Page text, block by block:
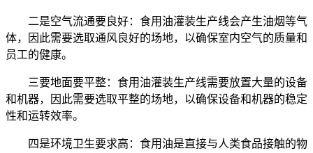
二是空气流通要良好：食用油灌装生产线会产生油烟等气
体，因此需要选取通风良好的场地，以确保室内空气的质量和
员工的健康。
三要地面要平整：食用油灌装生产线需要放置大量的设备
和机器，因此需要选取平整的场地，以确保设备和机器的稳定
性和运转效率。
四是环境卫生要求高：食用油是直接与人类食品接触的物